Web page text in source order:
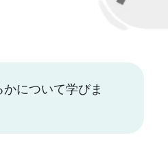
について学びま